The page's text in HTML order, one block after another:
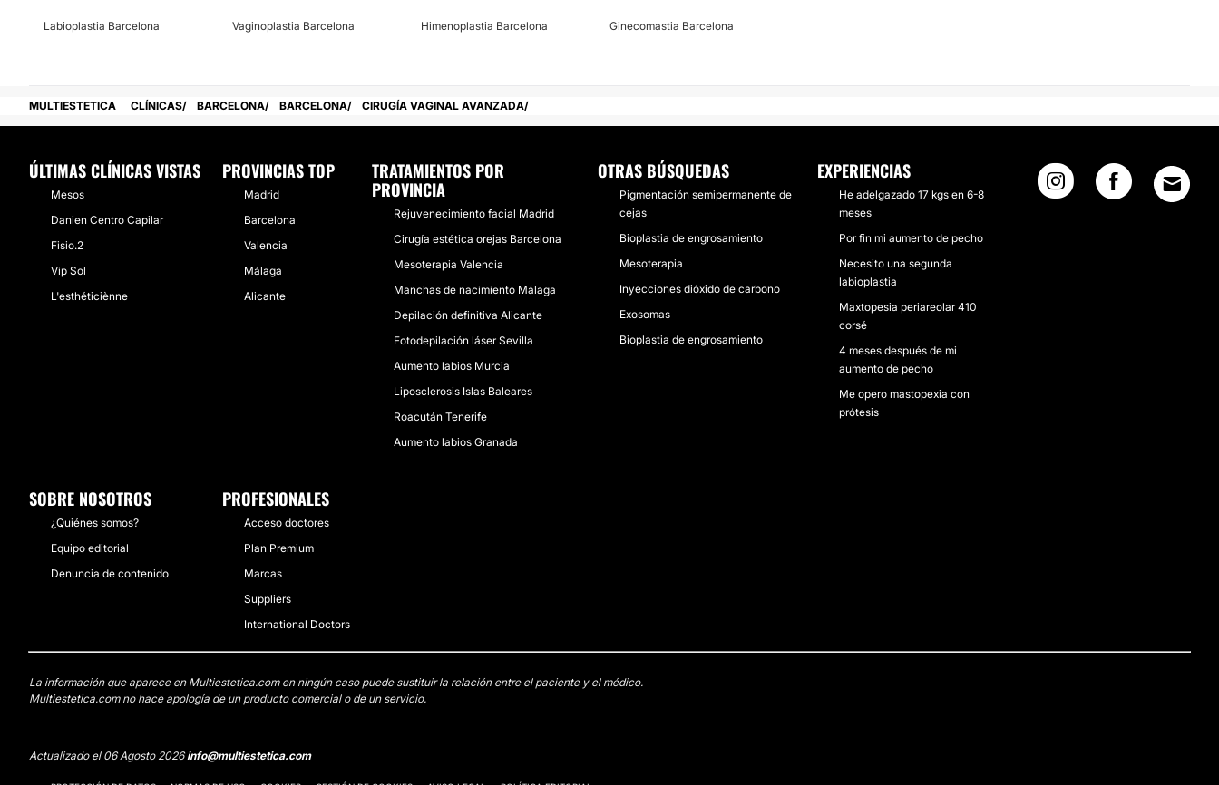
Labioplastia Barcelona Vaginoplastia Barcelona Himenoplastia Barcelona Ginecomastia Barcelona
MULTIESTETICA CLÍNICAS BARCELONA BARCELONA CIRUGÍA VAGINAL AVANZADA
ÚLTIMAS CLÍNICAS VISTAS
Mesos
Danien Centro Capilar
Fisio.2
Vip Sol
L'esthéticiènne
PROVINCIAS TOP
Madrid
Barcelona
Valencia
Málaga
Alicante
TRATAMIENTOS POR
PROVINCIA
Rejuvenecimiento facial Madrid
Cirugía estética orejas Barcelona
Mesoterapia Valencia
Manchas de nacimiento Málaga
Depilación definitiva Alicante
Fotodepilación láser Sevilla
Aumento labios Murcia
Liposclerosis Islas Baleares
Roacután Tenerife
Aumento labios Granada
OTRAS BÚSQUEDAS
Pigmentación semipermanente de
cejas
Bioplastia de engrosamiento
Mesoterapia
Inyecciones dióxido de carbono
Exosomas
Bioplastia de engrosamiento
EXPERIENCIAS
He adelgazado 17 kgs en 6-8
meses
Por fin mi aumento de pecho
Necesito una segunda
labioplastia
Maxtopesia periareolar 410
corsé
4 meses después de mi
aumento de pecho
Me opero mastopexia con
prótesis
SOBRE NOSOTROS
¿Quiénes somos?
Equipo editorial
Denuncia de contenido
PROFESIONALES
Acceso doctores
Plan Premium
Marcas
Suppliers
International Doctors
La información que aparece en Multiestetica.com en ningún caso puede sustituir la relación entre el paciente y el médico.
Multiestetica.com no hace apología de un producto comercial o de un servicio.
Actualizado el 06 Agosto 2026info@multiestetica.com